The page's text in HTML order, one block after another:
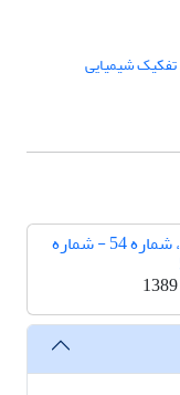
تفکیک شیمیایی
دوره 36، شماره 54 - شماره